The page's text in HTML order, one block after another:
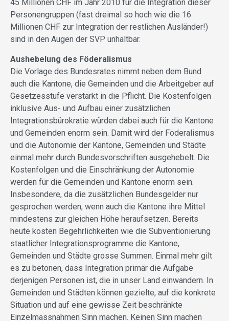
45 Millionen CHF im Jahr 2010 für die Integration dieser
Personengruppen (fast dreimal so hoch wie die 16
Millionen CHF zur Integration der restlichen Ausländer!)
sind in den Augen der SVP unhaltbar.
Aushebelung des Föderalismus
Die Vorlage des Bundesrates nimmt neben dem Bund
auch die Kantone, die Gemeinden und die Arbeitgeber auf
Gesetzesstufe verstärkt in die Pflicht. Die Kostenfolgen
inklusive Aus- und Aufbau einer zusätzlichen
Integrationsbürokratie würden dabei auch für die Kantone
und Gemeinden enorm sein. Damit wird der Föderalismus
und die Autonomie der Kantone, Gemeinden und Städte
einmal mehr durch Bundesvorschriften ausgehebelt. Die
Kostenfolgen und die Einschränkung der Autonomie
werden für die Gemeinden und Kantone enorm sein.
Insbesondere, da die zusätzlichen Bundesgelder nur
gesprochen werden, wenn auch die Kantone ihre Mittel
mindestens zur gleichen Höhe heraufsetzen. Bereits
heute kosten Begehrlichkeiten wie die Subventionierung
staatlicher Integrationsprogramme die Kantone,
Gemeinden und Städte grosse Summen. Einmal mehr gilt
es zu betonen, dass Integration primär die Aufgabe
derjenigen Personen ist, die in unser Land einwandern. In
Gemeinden und Städten können gezielte, auf die konkrete
Situation und auf eine gewisse Zeit beschränkte
Einzelmassnahmen Sinn machen. Keinen Sinn machen